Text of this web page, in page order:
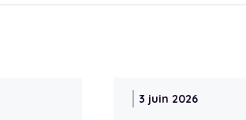
3 juin 2026